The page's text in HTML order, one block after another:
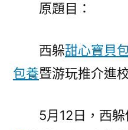
原題目：
西躲甜心寶貝
包養暨游玩推介進
5月12日，西